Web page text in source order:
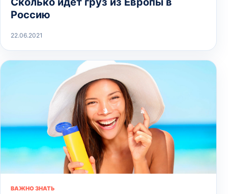
Россию
22.06.2021
ВАЖНО ЗНАТЬ